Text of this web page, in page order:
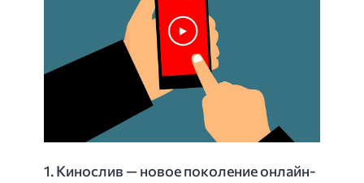
1. Кинослив — новое поколение онлайн-